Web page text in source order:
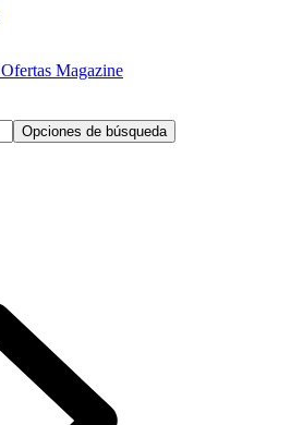
Ofertas Magazine
Opciones de búsqueda